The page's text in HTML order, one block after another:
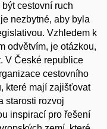
cestovní ruch
nezbytné, aby byla
Vzhledem k
odvětvím, je otázkou,
V České republice
cestovního
které mají zajišťovat
starosti rozvoj
inspirací pro řešení